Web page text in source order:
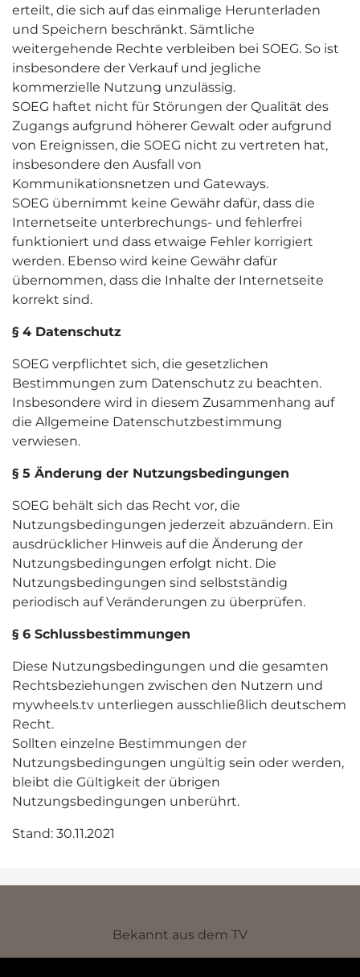
erteilt, die sich auf das einmalige Herunterladen
und Speichern beschränkt. Sämtliche
weitergehende Rechte verbleiben bei SOEG. So ist
insbesondere der Verkauf und jegliche
kommerzielle Nutzung unzulässig.
SOEG haftet nicht für Störungen der Qualität des
Zugangs aufgrund höherer Gewalt oder aufgrund
von Ereignissen, die SOEG nicht zu vertreten hat,
insbesondere den Ausfall von
Kommunikationsnetzen und Gateways.
SOEG übernimmt keine Gewähr dafür, dass die
Internetseite unterbrechungs- und fehlerfrei
funktioniert und dass etwaige Fehler korrigiert
werden. Ebenso wird keine Gewähr dafür
übernommen, dass die Inhalte der Internetseite
korrekt sind.
§ 4 Datenschutz
SOEG verpflichtet sich, die gesetzlichen
Bestimmungen zum Datenschutz zu beachten.
Insbesondere wird in diesem Zusammenhang auf
die Allgemeine Datenschutzbestimmung
verwiesen.
§ 5 Änderung der Nutzungsbedingungen
SOEG behält sich das Recht vor, die
Nutzungsbedingungen jederzeit abzuändern. Ein
ausdrücklicher Hinweis auf die Änderung der
Nutzungsbedingungen erfolgt nicht. Die
Nutzungsbedingungen sind selbstständig
periodisch auf Veränderungen zu überprüfen.
§ 6 Schlussbestimmungen
Diese Nutzungsbedingungen und die gesamten
Rechtsbeziehungen zwischen den Nutzern und
mywheels.tv unterliegen ausschließlich deutschem
Recht.
Sollten einzelne Bestimmungen der
Nutzungsbedingungen ungültig sein oder werden,
bleibt die Gültigkeit der übrigen
Nutzungsbedingungen unberührt.
Stand: 30.11.2021
Bekannt aus dem TV